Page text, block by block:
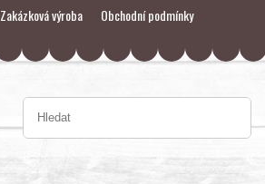
Zakázková výroba
Obchodní podmínky